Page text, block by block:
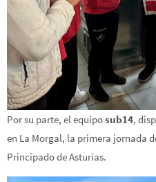
Por su parte, el equiposub14,
en La Morgal, la primera jornada
Principado de Asturias.